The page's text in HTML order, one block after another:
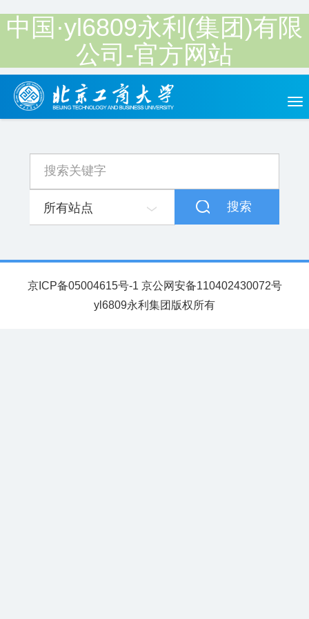
中国·yl6809永利(集团)有限
公司-官方网站
所有站点 搜索
京ICP备05004615号-1 京公网安备110402430072号
yl6809永利集团版权所有